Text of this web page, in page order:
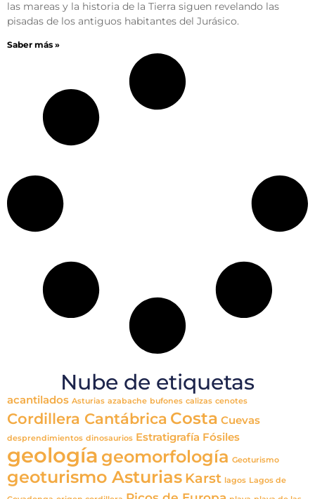
las mareas y la historia de la Tierra siguen revelando las
pisadas de los antiguos habitantes del Jurásico.
Saber más »
Nube de etiquetas
acantilados Asturias azabache bufones calizas cenotes
Cordillera Cantábrica Costa Cuevas
desprendimientos dinosaurios Estratigrafía Fósiles
geología geomorfología Geoturismo
geoturismo Asturias Karst lagos Lagos de